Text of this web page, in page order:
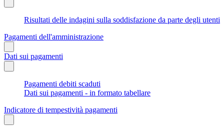
Risultati delle indagini sulla soddisfazione da parte degli utenti
Pagamenti dell'amministrazione
Dati sui pagamenti
Pagamenti debiti scaduti
Dati sui pagamenti - in formato tabellare
Indicatore di tempestività pagamenti